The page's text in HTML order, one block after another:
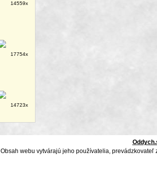
14559x
17754x
14723x
Obsah webu vytvárajú jeho používatelia,